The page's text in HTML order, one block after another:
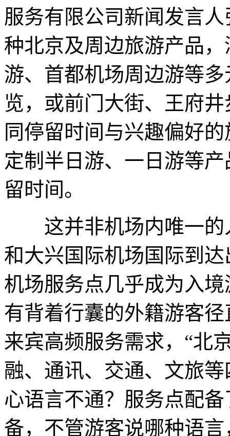
服务有限公司新闻发言
种北京及周边旅游产品
游、首都机场周边游等
览，或前门大街、王府
同停留时间与兴趣偏好
定制半日游、一日游等
留时间。
这并非机场内唯一的
和大兴国际机场国际到
机场服务点几乎成为入
有背着行囊的外籍游客
来宾高频服务需求，“北
融、通讯、交通、文旅
心语言不通？服务点配
备，不管游客说哪种语